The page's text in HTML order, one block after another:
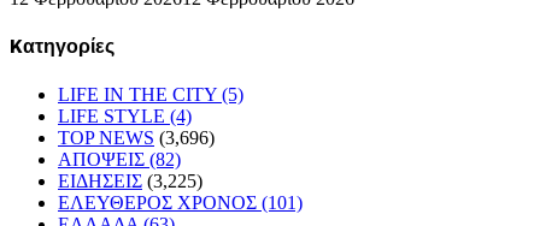
Kατηγορίες
LIFE IN THE CITY (5)
LIFE STYLE (4)
TOP NEWS (3,696)
ΑΠΟΨΕΙΣ (82)
ΕΙΔΗΣΕΙΣ (3,225)
ΕΛΕΥΘΕΡΟΣ ΧΡΟΝΟΣ (101)